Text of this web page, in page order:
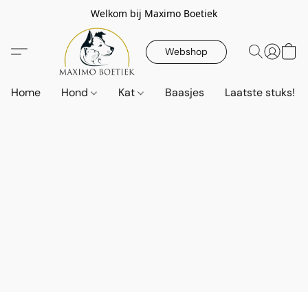
Welkom bij Maximo Boetiek
Webshop
Home Hond Kat Baasjes Laatste stuks!